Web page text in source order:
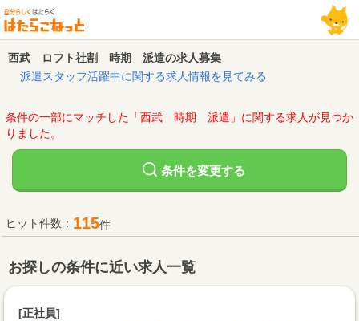
西武 ロフト社割 時期 派遣の求人募集
派遣スタッフ活躍中に関する求人情報を見てみる
条件の一部にマッチした「西武 時期 派遣」に関する求人が見つか
りました。
条件を変更する
ヒット件数： 115件
お探しの条件に近い求人一覧
[正社員]